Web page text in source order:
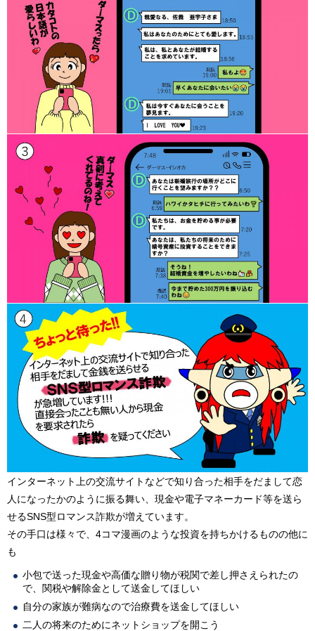
インターネット上の交流サイトなどで知り合った相手をだまして恋
人になったかのように振る舞い、現金や電子マネーカード等を送ら
せるSNS型ロマンス詐欺が増えています。
その手口は様々で、4コマ漫画のような投資を持ちかけるものの他に
も
小包で送った現金や高価な贈り物が税関で差し押さえられたの
で、関税や解除金として送金してほしい
自分の家族が難病なので治療費を送金してほしい
二人の将来のためにネットショップを開こう